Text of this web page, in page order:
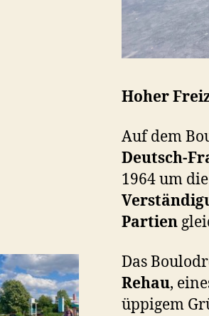
Hoher
Auf dem
Deutsch-
1964 um
Partien
Das
Rehau,
üppigem